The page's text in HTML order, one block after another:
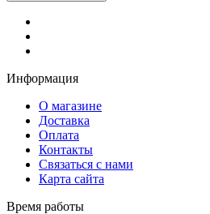
Информация
О магазине
Доставка
Оплата
Контакты
Связаться с нами
Карта сайта
Время работы